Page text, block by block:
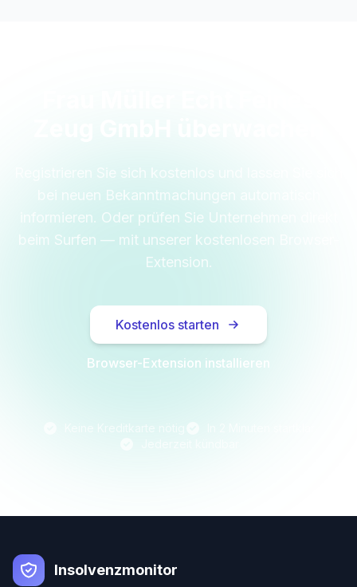
Registrieren Sie sich kostenlos und lassen Sie sich
bei neuen Bekanntmachungen automatisch
informieren. Oder prüfen Sie Unternehmen direkt
beim Surfen — mit unserer kostenlosen Browser-
Extension.
Kostenlos starten
Browser-Extension installieren
Insolvenzmonitor